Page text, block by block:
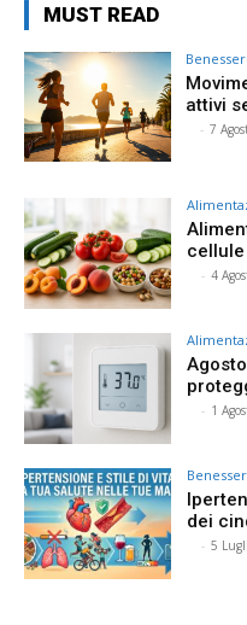
MUST READ
attivi
- 7
- 4
- 1
dei
- 5